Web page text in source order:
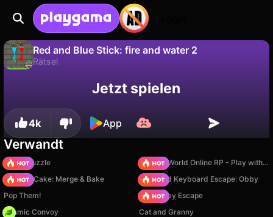
Red and Blue Stick: fire and water 2
Rätsel
speichern!
Nein
Jetzt spielen
4k App
Verwandt
Arrow Puzzle
Sprunki World Online RP - Play with Friends!
Piece of Cake: Merge & Bake
+1 Speed Keyboard Escape: Obby
Pop Them!
Your Obby Escape
Cosmic Convoy
Cat and Granny